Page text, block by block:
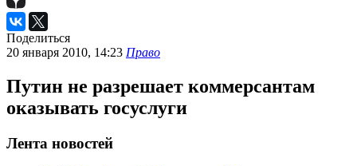
Поделиться
20 января 2010, 14:23 Право
Путин не разрешает коммерсантам
оказывать госуслуги
Лента новостей